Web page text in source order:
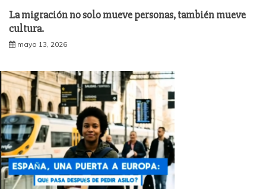
La migración no solo mueve personas, también mueve
cultura.
mayo 13, 2026